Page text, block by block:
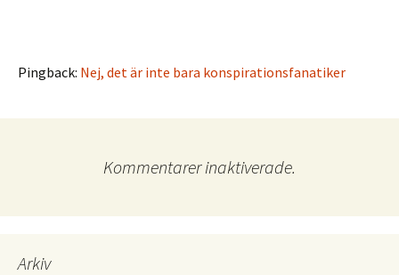
Pingback: Nej, det är inte bara konspirationsfanatiker
Kommentarer inaktiverade.
Arkiv